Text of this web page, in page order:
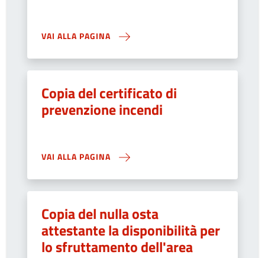
VAI ALLA PAGINA
Copia del certificato di
prevenzione incendi
VAI ALLA PAGINA
Copia del nulla osta
attestante la disponibilità per
lo sfruttamento dell'area